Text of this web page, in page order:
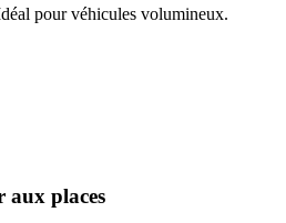
pour véhicules volumineux.
aux places